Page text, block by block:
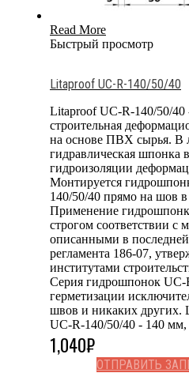
Read More
Быстрый просмотр
Litaproof UC-R-140/50/40
Litaproof UC-R-140/50/40
строительная
на основе ПВХ сырья. В
гидравлическая
гидроизоляции
Монтируется
140/50/40 прямо на шов в
Применение
строгом соответствии
описанными в
регламента 186-07,
институтами
Серия гидрошпонок UC-
герметизации
швов и никаких
UC-R-140/50/40 - 140 мм,
1,040₽
ОТПРАВИТЬ